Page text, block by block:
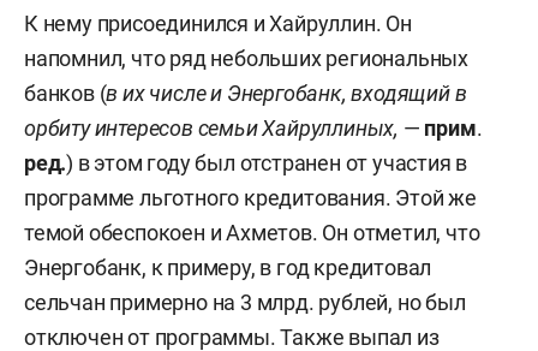
К нему присоединился и Хайруллин. Он
напомнил, что ряд небольших региональных
банков (в их числе и Энергобанк, входящий в
орбиту интересов семьи Хайруллиных, — прим.
ред.) в этом году был отстранен от участия в
программе льготного кредитования. Этой же
темой обеспокоен и Ахметов. Он отметил, что
Энергобанк, к примеру, в год кредитовал
сельчан примерно на 3 млрд. рублей, но был
отключен от программы. Также выпал из